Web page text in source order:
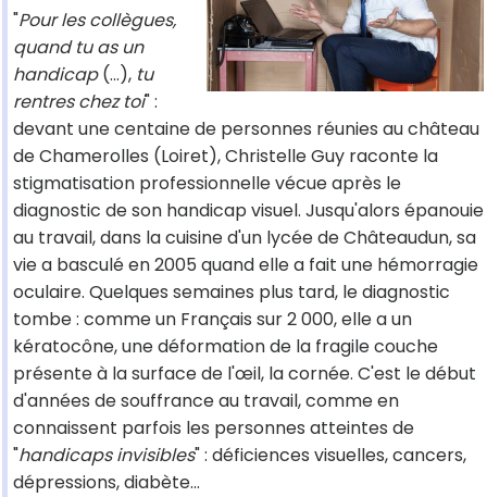
"Pour les collègues,
quand tu as un
handicap(...), tu
rentres chez toi" :
devant une centaine de personnes réunies au château
de Chamerolles (Loiret), Christelle Guy raconte la
stigmatisation professionnelle vécue après le
diagnostic de son handicap visuel. Jusqu'alors épanouie
au travail, dans la cuisine d'un lycée de Châteaudun, sa
vie a basculé en 2005 quand elle a fait une hémorragie
oculaire. Quelques semaines plus tard, le diagnostic
tombe : comme un Français sur 2 000, elle a un
kératocône, une déformation de la fragile couche
présente à la surface de l'œil, la cornée. C'est le début
d'années de souffrance au travail, comme en
connaissent parfois les personnes atteintes de
"handicaps invisibles" : déficiences visuelles, cancers,
dépressions, diabète...